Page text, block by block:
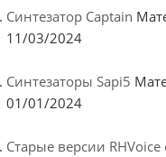
Синтезатор Captain
11/03/2024
Синтезаторы Sapi5
01/01/2024
Старые версии